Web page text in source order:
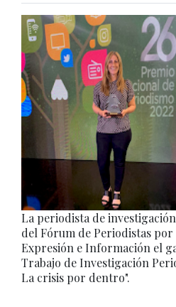
La periodista de
del Fórum de Periodistas
Expresión e Información el
Trabajo de Investigación
La crisis por dentro".